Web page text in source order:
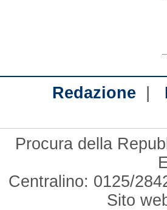
Redazione |
Procura della
Centralino: 0125/
Sito